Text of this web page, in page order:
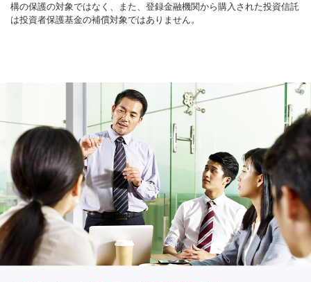
構の保護の対象ではなく、また、登録金融機関から購入された投資信託
は投資者保護基金の補償対象ではありません。